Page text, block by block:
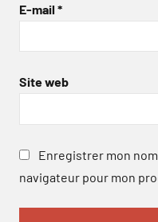
E-mail *
Site web
Enregistrer mon
navigateur pour mon